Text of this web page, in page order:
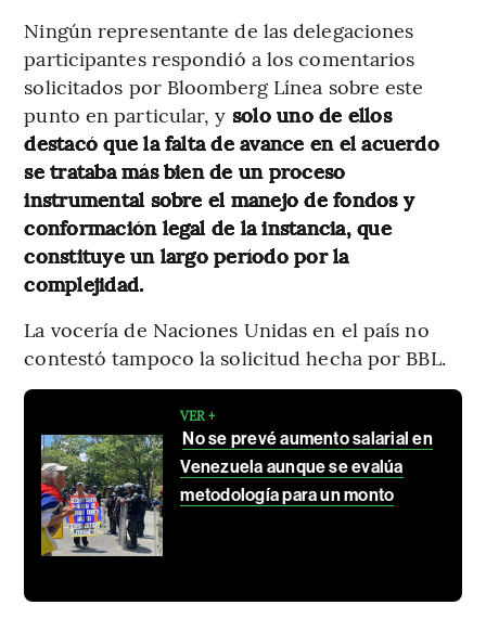
Ningún representante de las delegaciones
participantes respondió a los comentarios
solicitados por Bloomberg Línea sobre este
punto en particular, y solo uno de ellos
destacó que la falta de avance en el acuerdo
se trataba más bien de un proceso
instrumental sobre el manejo de fondos y
conformación legal de la instancia, que
constituye un largo período por la
complejidad.
La vocería de Naciones Unidas en el país no
contestó tampoco la solicitud hecha por BBL.
VER +
No se prevé aumento salarial en
Venezuela aunque se evalúa
metodología para un monto